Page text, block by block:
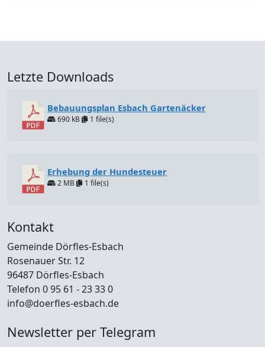
Letzte Downloads
Bebauungsplan Esbach Gartenäcker
690 kB 1 file(s)
Erhebung der Hundesteuer
2 MB 1 file(s)
Kontakt
Gemeinde Dörfles-Esbach
Rosenauer Str. 12
96487 Dörfles-Esbach
Telefon 0 95 61 - 23 33 0
info@doerfles-esbach.de
Newsletter per Telegram